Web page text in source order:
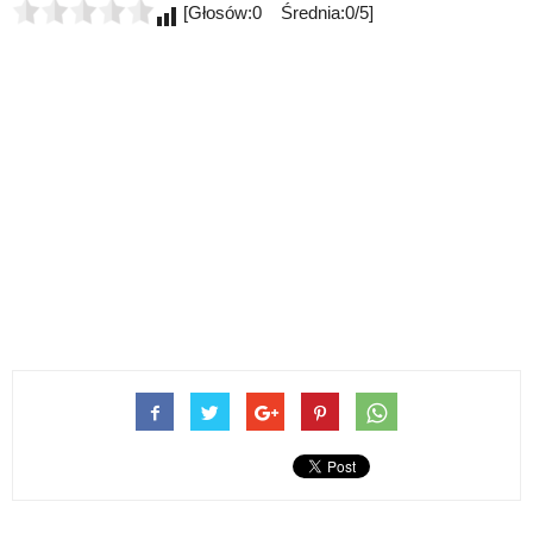
[Głosów:0 Średnia:0/5]